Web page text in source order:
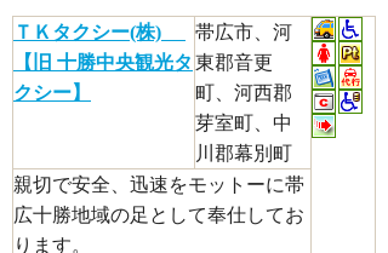
ＴＫタクシー(株)
【旧 十勝中央観光タ
クシー】
帯広市、河
東郡音更
町、河西郡
芽室町、中
川郡幕別町
親切で安全、迅速をモットーに帯
広十勝地域の足として奉仕してお
ります。